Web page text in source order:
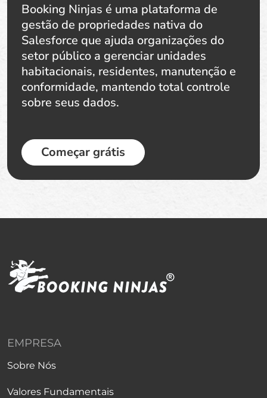
Booking Ninjas é uma plataforma de
gestão de propriedades nativa do
Salesforce que ajuda organizações do
setor público a gerenciar unidades
habitacionais, residentes, manutenção e
conformidade, mantendo total controle
sobre seus dados.
Começar grátis
EMPRESA
Sobre Nós
Valores Fundamentais